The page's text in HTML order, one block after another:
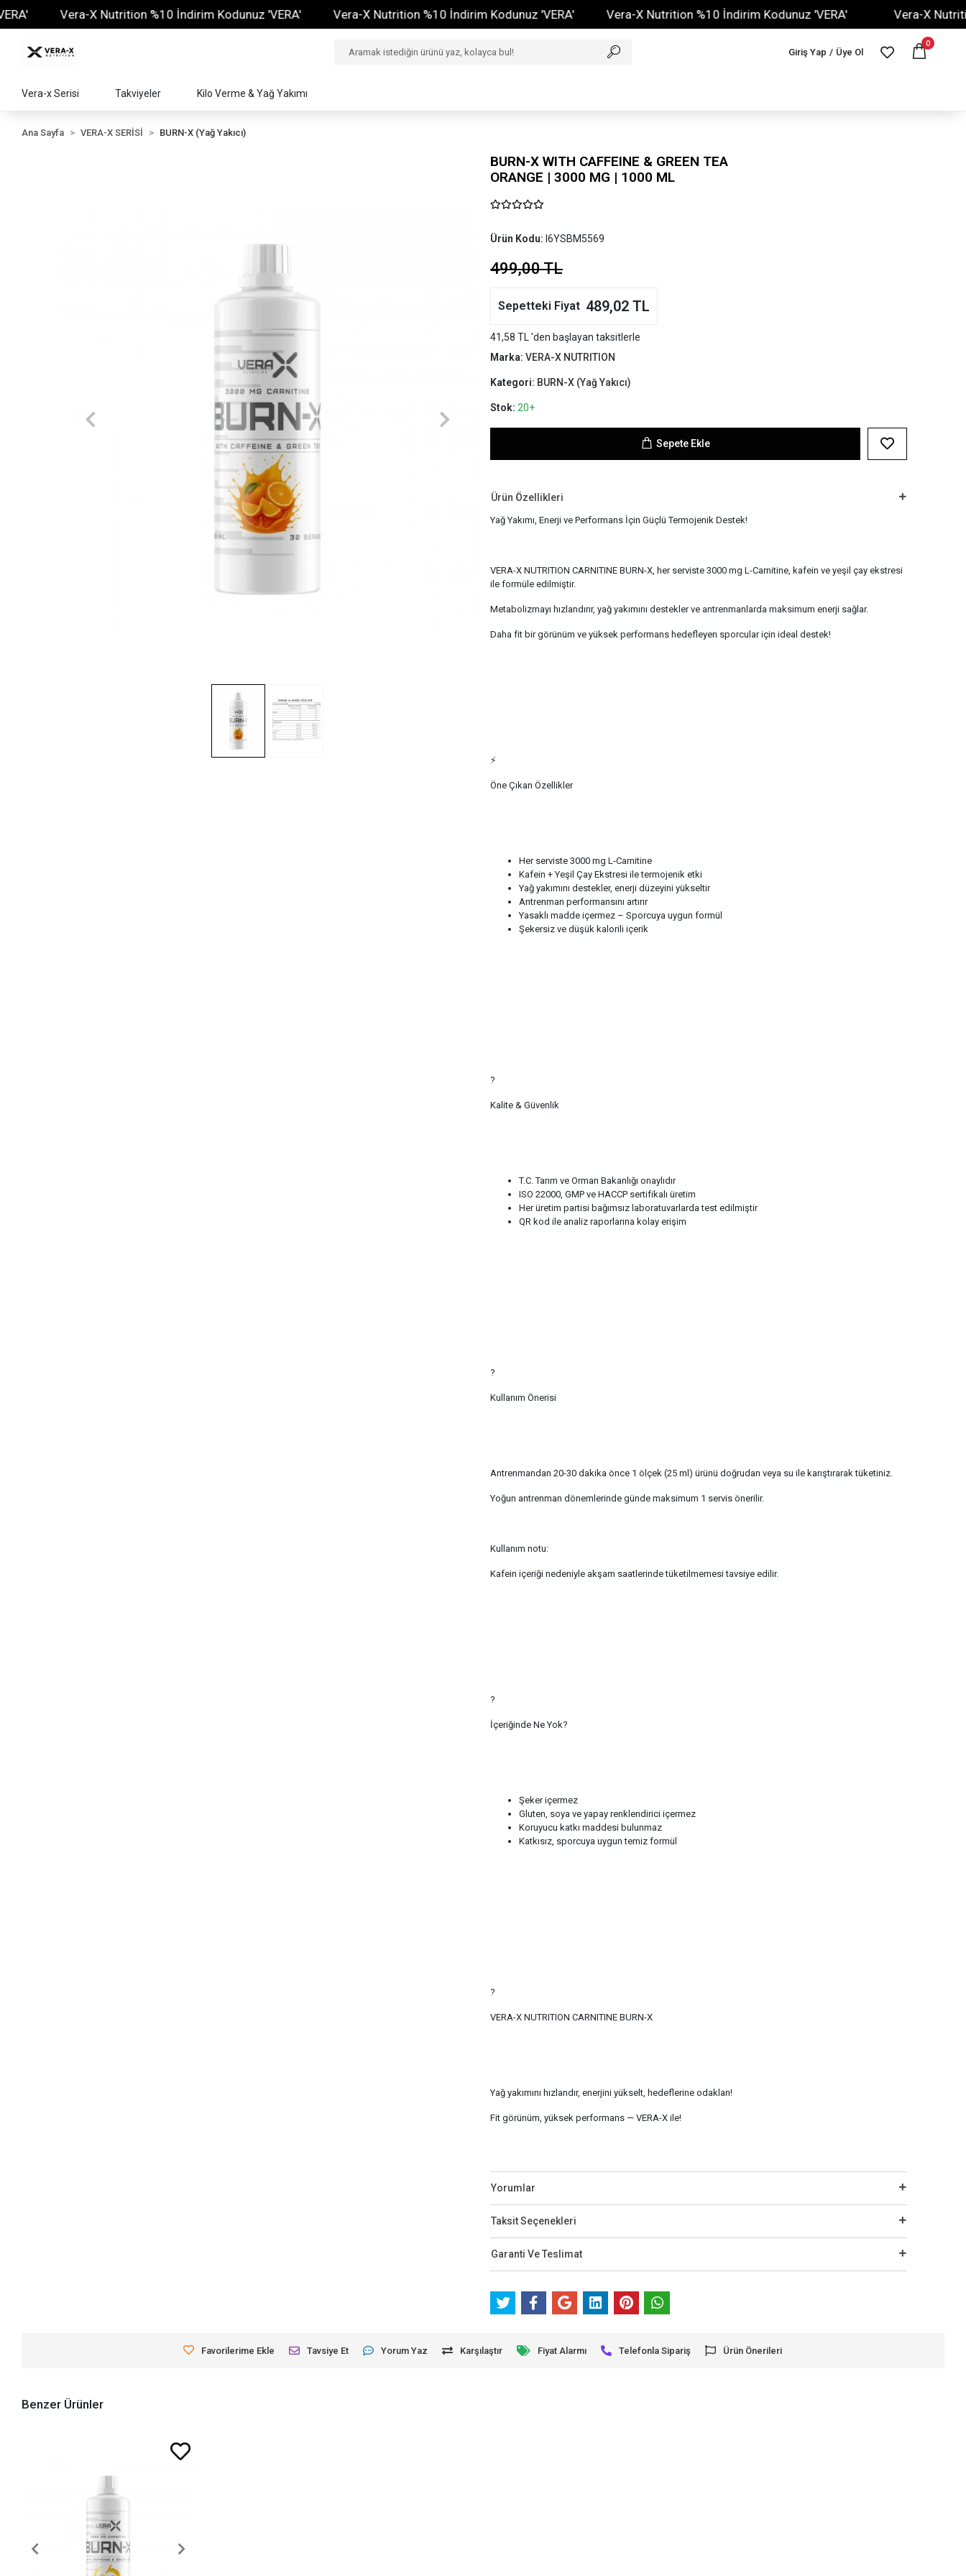
Vera-X Nutrition %10 İndirim Kodunuz 'VERA' Vera-X Nutrition %10 İndirim Kodunuz 'VERA' Vera-X Nutrition %10 İndirim Kodunuz 'VERA' Vera-X Nutrition
Giriş Yap / Üye Ol
0
Vera-x Serisi Takviyeler Kilo Verme & Yağ Yakımı
Ana Sayfa VERA-X SERİSİ BURN-X (Yağ Yakıcı)
BURN-X WITH CAFFEINE & GREEN TEA
ORANGE | 3000 MG | 1000 ML
Ürün Kodu: I6YSBM5569
499,00 TL
Sepetteki Fiyat 489,02 TL
41,58 TL 'den başlayan taksitlerle
Marka: VERA-X NUTRITION
Kategori: BURN-X (Yağ Yakıcı)
Stok: 20+
Sepete Ekle
Ürün Özellikleri
Yağ Yakımı, Enerji ve Performans İçin Güçlü Termojenik Destek!
VERA-X NUTRITION CARNITINE BURN-X, her serviste 3000 mg L-Carnitine, kafein ve yeşil çay ekstresi
ile formüle edilmiştir.
Metabolizmayı hızlandırır, yağ yakımını destekler ve antrenmanlarda maksimum enerji sağlar.
Daha fit bir görünüm ve yüksek performans hedefleyen sporcular için ideal destek!
⚡
Öne Çıkan Özellikler
Her serviste 3000 mg L-Carnitine
Kafein + Yeşil Çay Ekstresi ile termojenik etki
Yağ yakımını destekler, enerji düzeyini yükseltir
Antrenman performansını artırır
Yasaklı madde içermez – Sporcuya uygun formül
Şekersiz ve düşük kalorili içerik
?
Kalite & Güvenlik
T.C. Tarım ve Orman Bakanlığı onaylıdır
ISO 22000, GMP ve HACCP sertifikalı üretim
Her üretim partisi bağımsız laboratuvarlarda test edilmiştir
QR kod ile analiz raporlarına kolay erişim
?
Kullanım Önerisi
Antrenmandan 20-30 dakika önce 1 ölçek (25 ml) ürünü doğrudan veya su ile karıştırarak tüketiniz.
Yoğun antrenman dönemlerinde günde maksimum 1 servis önerilir.
Kullanım notu:
Kafein içeriği nedeniyle akşam saatlerinde tüketilmemesi tavsiye edilir.
?
İçeriğinde Ne Yok?
Şeker içermez
Gluten, soya ve yapay renklendirici içermez
Koruyucu katkı maddesi bulunmaz
Katkısız, sporcuya uygun temiz formül
?
VERA-X NUTRITION CARNITINE BURN-X
Yağ yakımını hızlandır, enerjini yükselt, hedeflerine odaklan!
Fit görünüm, yüksek performans — VERA-X ile!
Yorumlar
Taksit Seçenekleri
Garanti Ve Teslimat
Favorilerime Ekle Tavsiye Et Yorum Yaz Karşılaştır Fiyat Alarmı Telefonla Sipariş Ürün Önerileri
Benzer Ürünler